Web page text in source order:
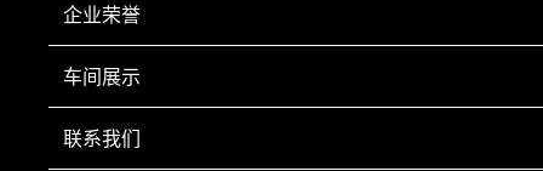
企业荣誉
车间展示
联系我们